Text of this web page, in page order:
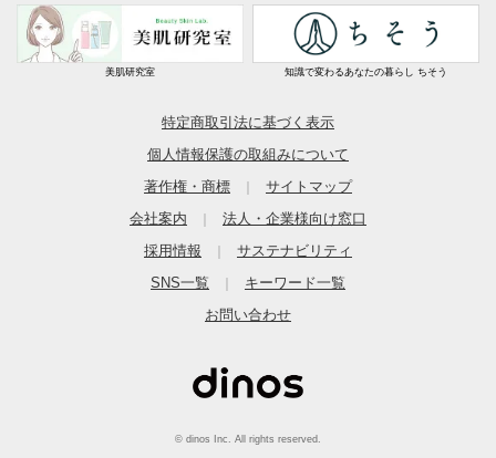
美肌研究室 知識で変わるあなたの暮らし ちそう
特定商取引法に基づく表示
個人情報保護の取組みについて
著作権・商標
｜
サイトマップ
会社案内
｜
法人・企業様向け窓口
採用情報
｜
サステナビリティ
SNS一覧
｜
キーワード一覧
お問い合わせ
© dinos Inc. All rights reserved.